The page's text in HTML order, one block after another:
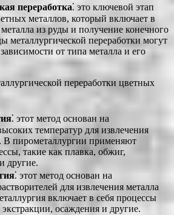
переработка⁚ это ключевой этап
металлов, который включает в
металла из руды и получение конечного
металлургической переработки могут
от типа металла и его
переработки цветных
⁚ этот метод основан на
температур для извлечения
В пирометаллургии применяют
такие как плавка, обжиг,
другие.
⁚ этот метод основан на
для извлечения металла
включает в себя процессы
осаждения и другие.